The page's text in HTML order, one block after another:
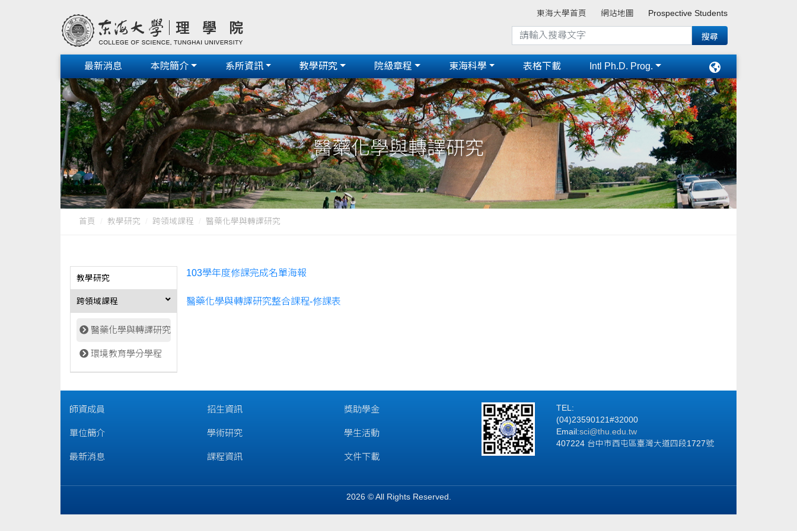
東海大學首頁 網站地圖 Prospective Students
最新消息 本院簡介 系所資訊 教學研究 院級章程 東海科學 表格下載 Intl Ph.D. Prog.
醫藥化學與轉譯研究
首頁 教學研究 跨領域課程 醫藥化學與轉譯研究
教學研究
跨領域課程
醫藥化學與轉譯研究
環境教育學分學程
103學年度修課完成名單海報
醫藥化學與轉譯研究整合課程-修課表
師資成員
單位簡介
最新消息
招生資訊
學術研究
課程資訊
獎助學金
學生活動
文件下載
TEL:
(04)23590121#32000
Email:sci@thu.edu.tw
407224 台中市西屯區臺灣大道四段1727號
2026 © All Rights Reserved.